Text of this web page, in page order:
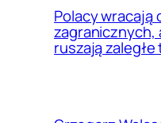
Polacy wracają
zagranicznych,
ruszają